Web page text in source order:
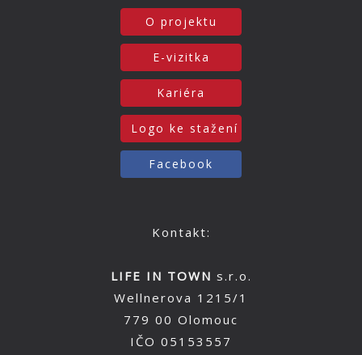
O projektu
E-vizitka
Kariéra
Logo ke stažení
Facebook
Kontakt:
LIFE IN TOWN s.r.o.
Wellnerova 1215/1
779 00 Olomouc
IČO 05153557